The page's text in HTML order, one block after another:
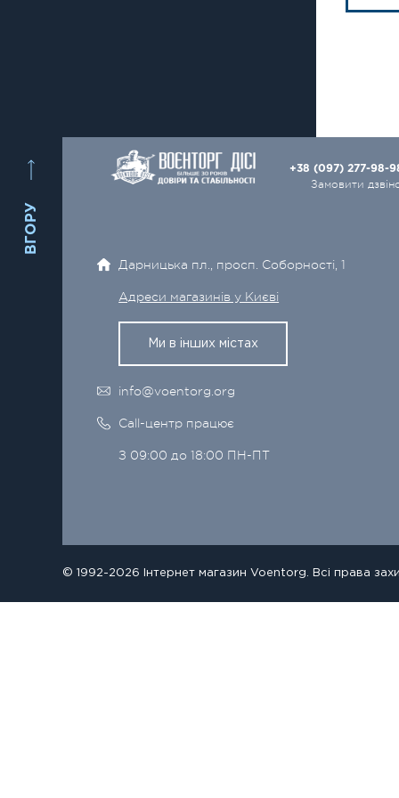
ВГОРУ
+38 (097) 277-98-
Замовити
Дарницька пл., просп. Соборності, 1
Адреси магазинів у Києві
Ми в інших містах
info@voentorg.org
Call-центр працює
З 09:00 до 18:00 ПН-ПТ
© 1992-2026 Інтернет магазин Voentorg. Всі права